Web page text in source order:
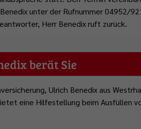
unter der Rufnummer 04952/
Herr Benedix ruft zurück.
berät Sie
Ulrich Benedix aus
eine Hilfestellung beim Ausfüllen